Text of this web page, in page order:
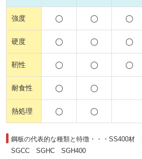
強度 ◯ ◯ ◯
硬度 ◯ ◯ ◯
靭性 ◯ ◯ ◯
耐食性 ◯ ◯
熱処理 ◯ ◯
鋼板の代表的な種類と特徴・・・SS400
SGCC SGHC SGH400